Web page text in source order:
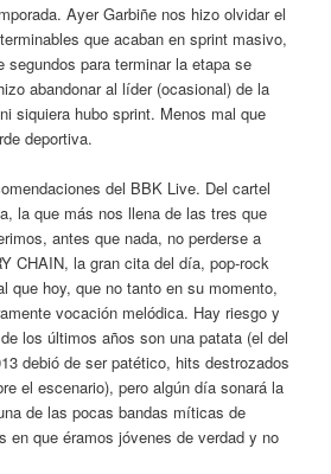
Ayer Garbiñe nos hizo olvidar el
que acaban en sprint masivo,
segundos para terminar la etapa se
abandonar al líder (ocasional) de la
siquiera hubo sprint. Menos mal que
deportiva.
del BBK Live. Del cartel
la que más nos llena de las tres que
antes que nada, no perderse a
CHAIN, la gran cita del día, pop-rock
que hoy, que no tanto en su momento,
vocación melódica. Hay riesgo y
los últimos años son una patata (el del
debió de ser patético, hits destrozados
el escenario), pero algún día sonará la
de las pocas bandas míticas de
en que éramos jóvenes de verdad y no